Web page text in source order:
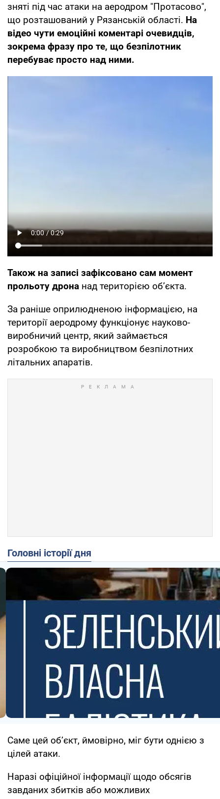
зняті під час атаки на аеродром "Протасово",
що розташований у Рязанській області. На
відео чути емоційні коментарі очевидців,
зокрема фразу про те, що безпілотник
перебуває просто над ними.
Також на записі зафіксовано сам момент
прольоту дрона над територією об’єкта.
За раніше оприлюдненою інформацією, на
території аеродрому функціонує науково-
виробничий центр, який займається
розробкою та виробництвом безпілотних
літальних апаратів.
Головні історії дня
Саме цей об’єкт, ймовірно, міг бути однією з
цілей атаки.
Наразі офіційної інформації щодо обсягів
завданих збитків або можливих